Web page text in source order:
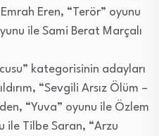
Eren, “Terör” oyunu
ile Sami Berat Marçalı
kategorisinin adayları
“Sevgili Arsız Ölüm –
“Yuva” oyunu ile Özlem
ile Tilbe Saran, “Arzu